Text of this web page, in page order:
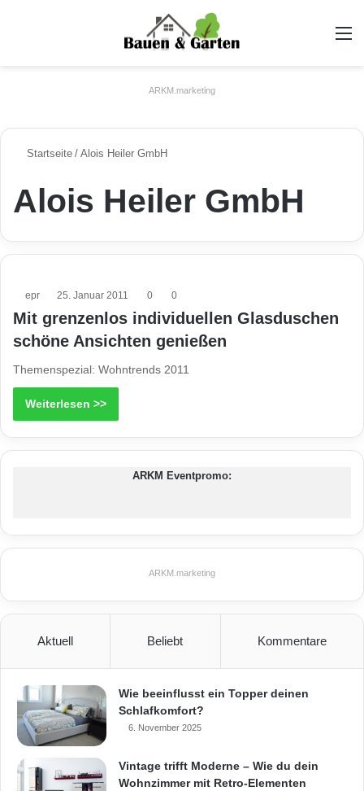
ARKM.marketing
Startseite / Alois Heiler GmbH
Alois Heiler GmbH
epr 25. Januar 2011 0 0
Mit grenzenlos individuellen Glasduschen
schöne Ansichten genießen
Themenspezial: Wohntrends 2011
Weiterlesen >>
ARKM Eventpromo:
ARKM.marketing
Aktuell Beliebt Kommentare
Wie beeinflusst ein Topper deinen
Schlafkomfort?
6. November 2025
Vintage trifft Moderne – Wie du dein
Wohnzimmer mit Retro-Elementen